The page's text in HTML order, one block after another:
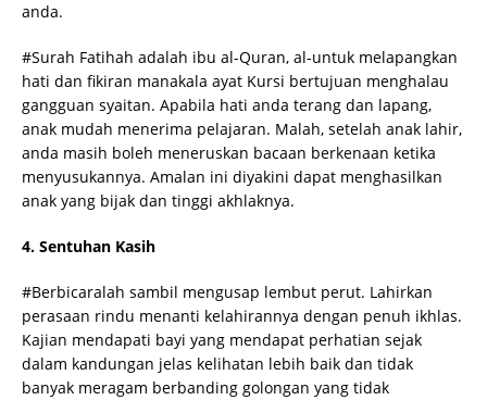
anda.
#Surah Fatihah adalah ibu al-Quran, al-untuk melapangkan
hati dan fikiran manakala ayat Kursi bertujuan menghalau
gangguan syaitan. Apabila hati anda terang dan lapang,
anak mudah menerima pelajaran. Malah, setelah anak lahir,
anda masih boleh meneruskan bacaan berkenaan ketika
menyusukannya. Amalan ini diyakini dapat menghasilkan
anak yang bijak dan tinggi akhlaknya.
4. Sentuhan Kasih
#Berbicaralah sambil mengusap lembut perut. Lahirkan
perasaan rindu menanti kelahirannya dengan penuh ikhlas.
Kajian mendapati bayi yang mendapat perhatian sejak
dalam kandungan jelas kelihatan lebih baik dan tidak
banyak meragam berbanding golongan yang tidak